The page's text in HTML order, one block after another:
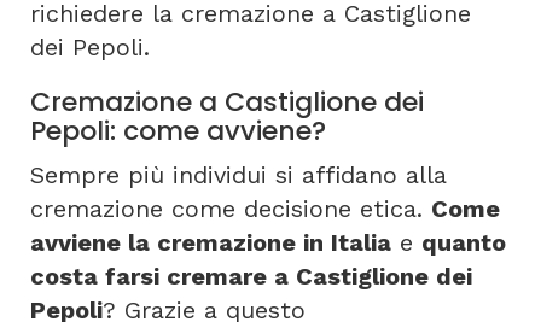
richiedere la cremazione a Castiglione
dei Pepoli.
Cremazione a Castiglione dei
Pepoli: come avviene?
Sempre più individui si affidano alla
cremazione come decisione etica. Come
avviene la cremazione in Italia e quanto
costa farsi cremare a Castiglione dei
Pepoli? Grazie a questo